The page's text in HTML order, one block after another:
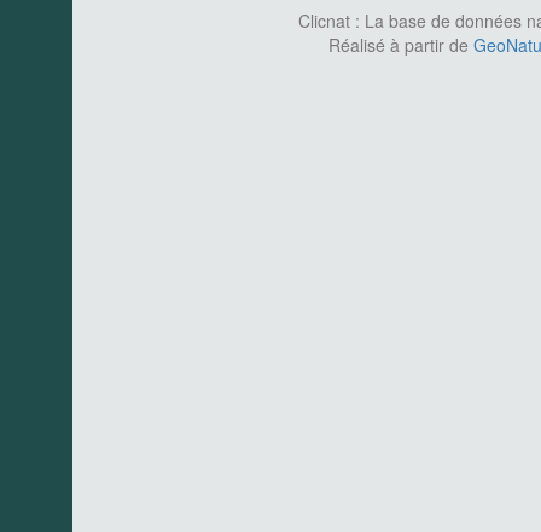
Clicnat : La base de données
Réalisé à partir de